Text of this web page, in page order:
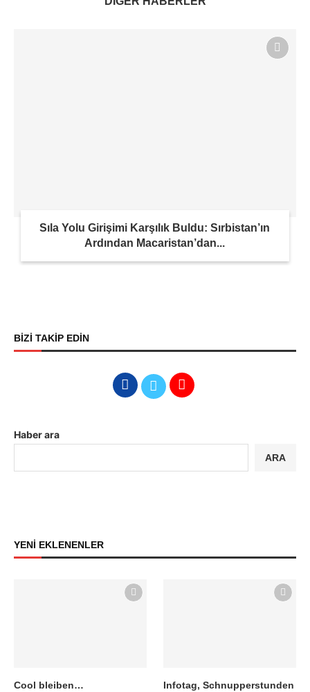
Sıla Yolu Girişimi Karşılık Buldu: Sırbistan’ın
Ardından Macaristan’dan...
BİZİ TAKİP EDİN
Haber ara
ARA
YENİ EKLENENLER
Cool bleiben…
Infotag, Schnupperstunden